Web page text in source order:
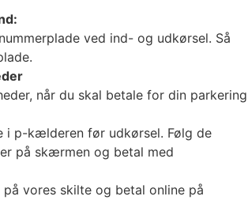
ved ind- og udkørsel. Så
når du skal betale for din parkering
i p-kælderen før udkørsel. Følg de
på skærmen og betal med
på vores skilte og betal online på